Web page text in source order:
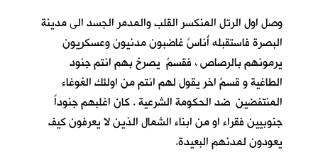
وصل اول الرتل المنكسر القلب والمدمر الجسد الى مدينة
البصرة فاستقبله أُناسٌ غاضبون مدنيون وعسكريون
يرمونهم بالرصاص ، فقسمٌ يصرخ بهم انتم جنود
الطاغية و قسمٌ اخر يقول لهم انتم من اولئك الغوغاء
المنتفضين ضد الحكومة الشرعية . كان اغلبهم جنوداً
جنوبيين فقراء او من ابناء الشمال الذين لا يعرفون كيف
يعودون لمدنهم البعيدة.